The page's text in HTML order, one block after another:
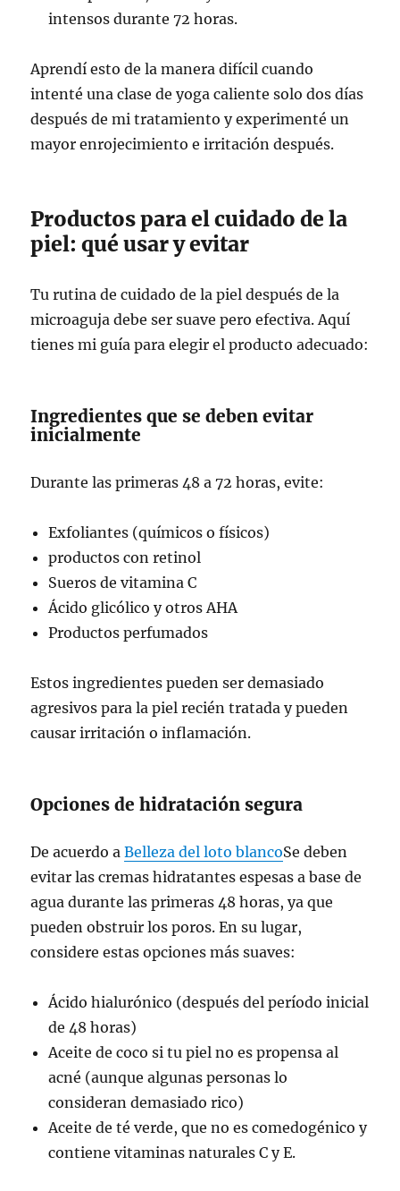
intensos durante 72 horas.
Aprendí esto de la manera difícil cuando
intenté una clase de yoga caliente solo dos días
después de mi tratamiento y experimenté un
mayor enrojecimiento e irritación después.
Productos para el cuidado de la
piel: qué usar y evitar
Tu rutina de cuidado de la piel después de la
microaguja debe ser suave pero efectiva. Aquí
tienes mi guía para elegir el producto adecuado:
Ingredientes que se deben evitar
inicialmente
Durante las primeras 48 a 72 horas, evite:
Exfoliantes (químicos o físicos)
productos con retinol
Sueros de vitamina C
Ácido glicólico y otros AHA
Productos perfumados
Estos ingredientes pueden ser demasiado
agresivos para la piel recién tratada y pueden
causar irritación o inflamación.
Opciones de hidratación segura
De acuerdo aBelleza del loto blancoSe deben
evitar las cremas hidratantes espesas a base de
agua durante las primeras 48 horas, ya que
pueden obstruir los poros. En su lugar,
considere estas opciones más suaves:
Ácido hialurónico (después del período inicial
de 48 horas)
Aceite de coco si tu piel no es propensa al
acné (aunque algunas personas lo
consideran demasiado rico)
Aceite de té verde, que no es comedogénico y
contiene vitaminas naturales C y E.